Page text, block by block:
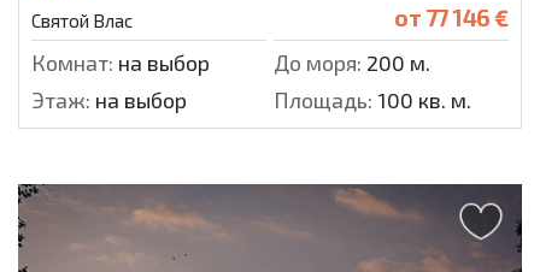
Святой Влас от 77 146 €
Комнат: на выбор До моря: 200 м.
Этаж: на выбор Площадь: 100 кв. м.